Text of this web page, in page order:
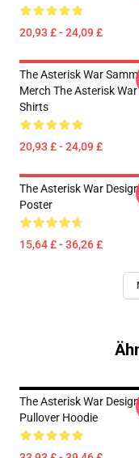
20,93 £ - 24,09 £
The Asterisk War
Merch The Asterisk War
Shirts
20,93 £ - 24,09 £
The Asterisk War Design
Poster
15,64 £ - 36,26 £
The Asterisk War Design
Pullover Hoodie